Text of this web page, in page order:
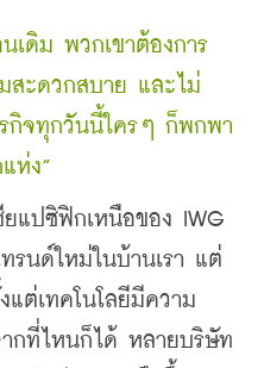
เดิม พวกเขาต้องการ
สะดวกสบาย และไม่
กิจทุกวันนี้ใครๆ ก็พกพา
ห่ง”
ปซิฟิกเหนือของ IWG
รนด์ใหม่ในบ้านเรา แต่
ต่เทคโนโลยีมีความ
กที่ไหนก็ได้ หลายบริษัท